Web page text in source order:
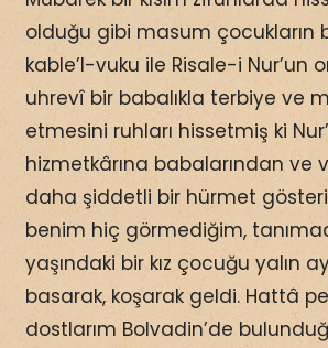
olduğu gibi masum çocukların
kable’l-vuku ile Risale-i Nur’un
uhrevî bir babalıkla terbiye ve
etmesini ruhları hissetmiş ki
hizmetkârına babalarından ve
daha şiddetli bir hürmet
benim hiç görmediğim,
yaşındaki bir kız çocuğu yalın
basarak, koşarak geldi. Hattâ
dostlarım Bolvadin’de